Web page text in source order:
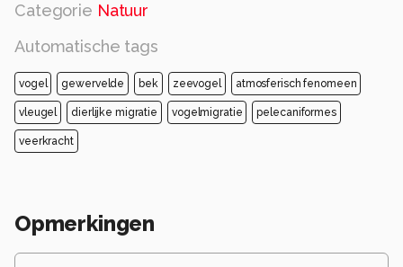
Categorie Natuur
Automatische tags
vogel gewervelde bek zeevogel atmosferisch fenomeen
vleugel dierlijke migratie vogelmigratie pelecaniformes
veerkracht
Opmerkingen